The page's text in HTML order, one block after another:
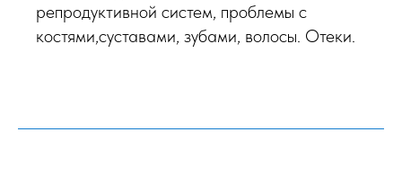
репродуктивной систем, проблемы с
костями,суставами, зубами, волосы. Отеки.